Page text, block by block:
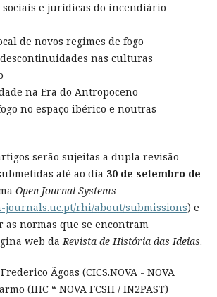
sociais e jurídicas do incendiário
de novos regimes de fogo
nas culturas
na Era do Antropoceno
no espaço ibérico e noutras
serão sujeitas a dupla revisão
até ao dia 30 de setembro de
Open Journal Systems
journals.uc.pt/rhi/about/submissions) e
as normas que se encontram
web daRevista de História das Ideias.
Frederico Ãgoas (CICS.NOVA - NOVA
(IHC “ NOVA FCSH / IN2PAST)